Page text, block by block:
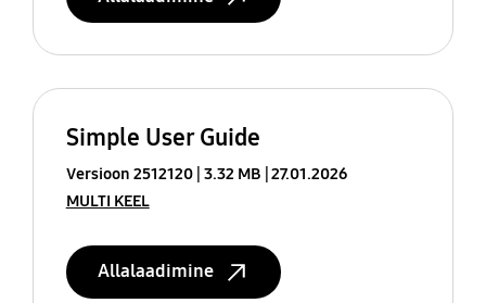
Simple User Guide
Versioon 2512120 3.32 MB 27.01.2026
MULTI KEEL
Allalaadimine